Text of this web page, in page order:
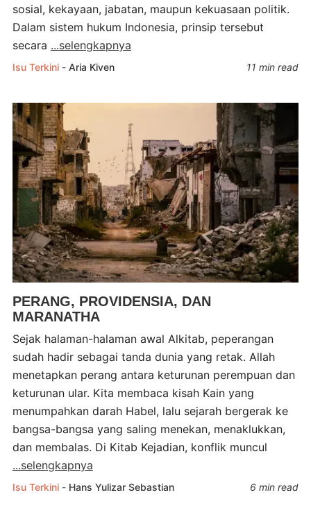
sosial, kekayaan, jabatan, maupun kekuasaan politik.
Dalam sistem hukum Indonesia, prinsip tersebut
secara ...selengkapnya
Isu Terkini - Aria Kiven 11 min read
PERANG, PROVIDENSIA, DAN
MARANATHA
Sejak halaman-halaman awal Alkitab, peperangan
sudah hadir sebagai tanda dunia yang retak. Allah
menetapkan perang antara keturunan perempuan dan
keturunan ular. Kita membaca kisah Kain yang
menumpahkan darah Habel, lalu sejarah bergerak ke
bangsa-bangsa yang saling menekan, menaklukkan,
dan membalas. Di Kitab Kejadian, konflik muncul
...selengkapnya
Isu Terkini - Hans Yulizar Sebastian 6 min read